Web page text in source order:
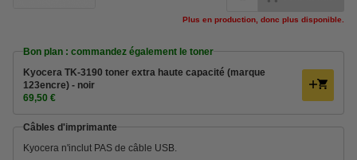
Plus en production, donc plus disponible.
Bon plan : commandez également le toner
Kyocera TK-3190 toner extra haute capacité (marque
123encre) - noir
69,50 €
Câbles d'imprimante
Kyocera n'inclut PAS de câble USB.